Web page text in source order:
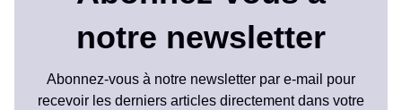
notre newsletter
Abonnez-vous à notre newsletter par e-mail pour
recevoir les derniers articles directement dans votre